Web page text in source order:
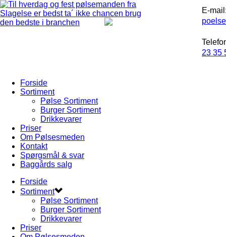
E-
23 35
Forside
Sortiment
Pølse Sortiment
Burger Sortiment
Drikkevarer
Priser
Om Pølsesmeden
Kontakt
Spørgsmål & svar
Baggårds salg
Forside
Sortiment
Pølse Sortiment
Burger Sortiment
Drikkevarer
Priser